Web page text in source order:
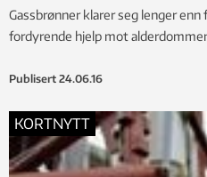
Gassbrønner klarer seg lenger
fordyrende hjelp mot
Publisert 24.06.16
KORTNYTT